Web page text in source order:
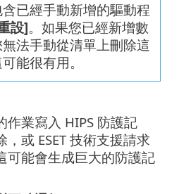
已經手動新增的驅動程
設]。如果您已經新增數
法手動從清單上刪除這
能很有用。
作業寫入 HIPS 防護記
或 ESET 技術支援請求
可能會生成巨大的防護記